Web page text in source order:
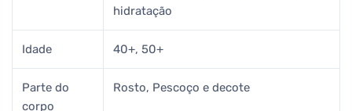
hidratação
Idade 40+, 50+
Parte do
corpo
Rosto, Pescoço e decote